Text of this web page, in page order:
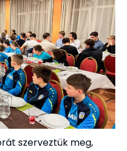
szerveztük meg,